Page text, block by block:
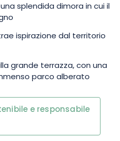
splendida dimora in cui il
ispirazione dal territorio
grande terrazza, con una
parco alberato
e responsabile